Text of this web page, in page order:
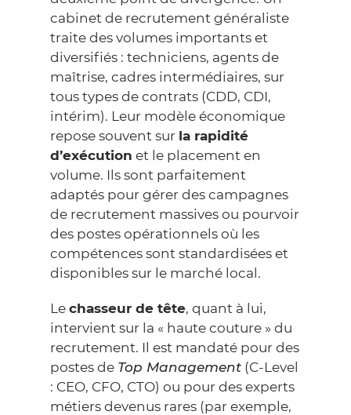
cabinet de recrutement généraliste
traite des volumes importants et
diversifiés : techniciens, agents de
maîtrise, cadres intermédiaires, sur
tous types de contrats (CDD, CDI,
intérim). Leur modèle économique
repose souvent sur la rapidité
d’exécution et le placement en
volume. Ils sont parfaitement
adaptés pour gérer des campagnes
de recrutement massives ou pourvoir
des postes opérationnels où les
compétences sont standardisées et
disponibles sur le marché local.
Le chasseur de tête, quant à lui,
intervient sur la « haute couture » du
recrutement. Il est mandaté pour des
postes de Top Management (C-Level
: CEO, CFO, CTO) ou pour des experts
métiers devenus rares (par exemple,